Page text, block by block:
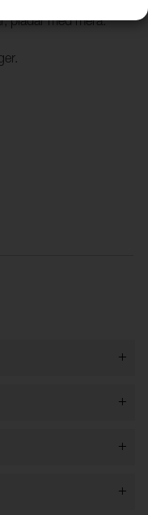
plädar med mera.
+
+
+
+